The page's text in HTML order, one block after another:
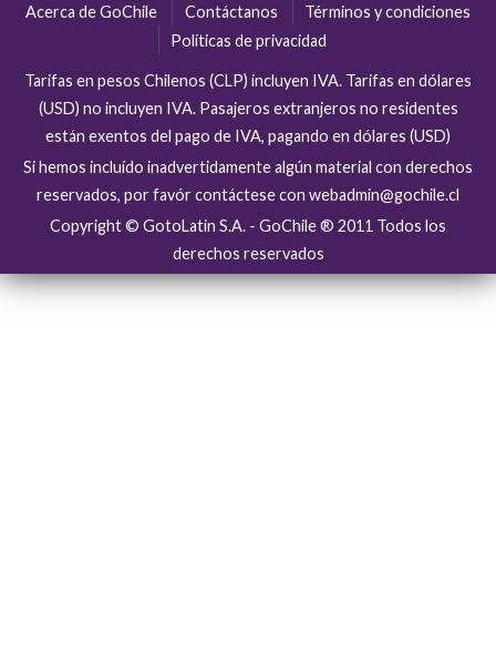
Acerca de GoChile Contáctanos
Términos y condiciones
Políticas de privacidad
Tarifas en pesos Chilenos (CLP) incluyen IVA. Tarifas en dólares
(USD) no incluyen IVA. Pasajeros extranjeros no residentes
están exentos del pago de IVA, pagando en dólares (USD)
Si hemos incluído inadvertidamente algún material con derechos
reservados, por favór contáctese con webadmin@gochile.cl
Copyright © GotoLatin S.A. - GoChile ® 2011 Todos los
derechos reservados